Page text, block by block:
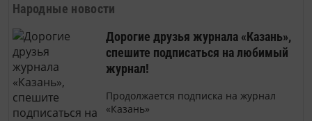
Народные новости
Дорогие друзья журнала «Казань»,
спешите подписаться на любимый
журнал!
Продолжается подписка на журнал
«Казань»